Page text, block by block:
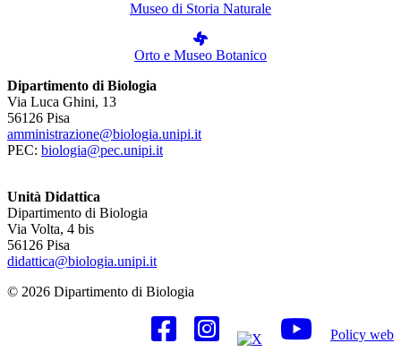
Museo di Storia Naturale
Orto e Museo Botanico
Dipartimento di Biologia
Via Luca Ghini, 13
56126 Pisa
amministrazione@biologia.unipi.it
PEC: biologia@pec.unipi.it
Unità Didattica
Dipartimento di Biologia
Via Volta, 4 bis
56126 Pisa
didattica@biologia.unipi.it
© 2026 Dipartimento di Biologia
Policy web